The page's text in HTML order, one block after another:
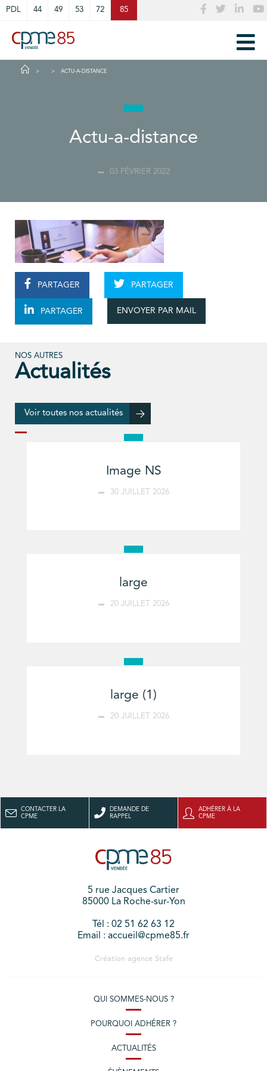
PDL 44 49 53 72 85
ACTU-A-DISTANCE
Actu-a-distance
03 FÉVRIER 2022
PARTAGER PARTAGER
PARTAGER ENVOYER PAR MAIL
NOS AUTRES
Actualités
Voir toutes nos actualités
Image NS
30 JUILLET 2026
large
20 JUILLET 2026
large (1)
20 JUILLET 2026
CONTACTER LA
CPME
DEMANDE DE
RAPPEL
ADHÉRER À LA
CPME
5 rue Jacques Cartier
85000 La Roche-sur-Yon
Tél : 02 51 62 63 12
Email : accueil@cpme85.fr
Création agence Stafe
QUI SOMMES-NOUS ?
POURQUOI ADHÉRER ?
ACTUALITÉS
Cookies management panel